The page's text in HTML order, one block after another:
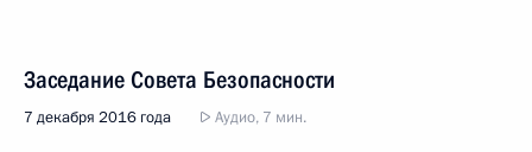
Заседание Совета Безопасности
7 декабря 2016 года Аудио, 7 мин.